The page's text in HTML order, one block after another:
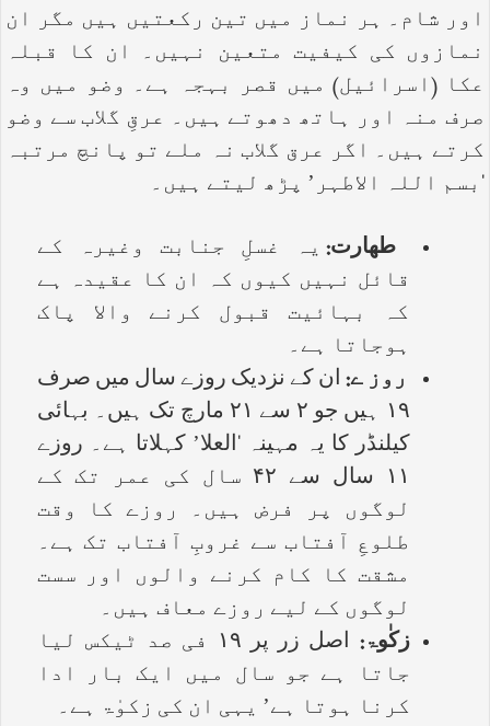
اور شام۔ ہر نماز میں تین رکعتیں ہیں مگر ان
نمازوں کی کیفیت متعین نہیں۔ ان کا قبلہ
عکا (اسرائیل) میں قصر بہجہ ہے۔ وضو میں وہ
صرف منہ اور ہاتھ دھوتے ہیں۔ عرقِ گلاب سے وضو
کرتے ہیں۔ اگر عرق گلاب نہ ملے تو پانچ مرتبہ
‘بسم اللہ الاطہر’ پڑھ لیتے ہیں۔
طھارت: یہ غسلِ جنابت وغیرہ کے
قائل نہیں کیوں کہ ان کا عقیدہ ہے
کہ بہائیت قبول کرنے والا پاک
ہوجاتا ہے۔
روز ے: ان کے نزدیک روزے سال میں صرف
۱۹ ہیں جو ۲ سے ۲۱ مارچ تک ہیں۔ بہائی
کیلنڈر کا یہ مہینہ ‘العلا’ کہلاتا ہے۔ روزے
۱۱ سال سے ۴۲ سال کی عمر تک کے
لوگوں پر فرض ہیں۔ روزے کا وقت
طلوعِ آفتاب سے غروبِ آفتاب تک ہے۔
مشقت کا کام کرنے والوں اور سست
لوگوں کے لیے روزے معاف ہیں۔
زکٰوۃ:
اصل زر پر ۱۹ فی صد ٹیکس لیا
جاتا ہے جو سال میں ایک بار ادا
کرنا ہوتا ہے’ یہی ان کی زکوٰۃ ہے۔